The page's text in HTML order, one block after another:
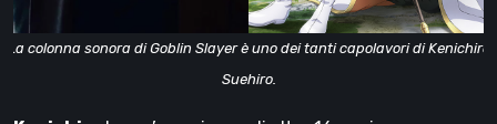
La colonna sonora di Goblin Slayer è uno dei tanti capolavori di Kenichiro
Suehiro.